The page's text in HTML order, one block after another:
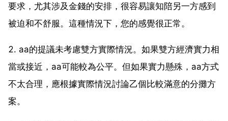
要求，尤其涉及金錢的安排，很容易讓知陪另一方感到
被迫和不舒服。這種情況下，您的感覺很正常。
2. aa的提議未考慮雙方實際情況。如果雙方經濟實力相
當或接近，aa可能較為公平。但如果實力懸殊，aa方式
不太合理，應根據實際情況討論乙個比較滿意的分攤方
案。